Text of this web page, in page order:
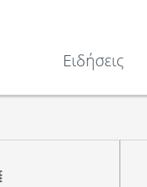
Ειδήσεις
YouTube